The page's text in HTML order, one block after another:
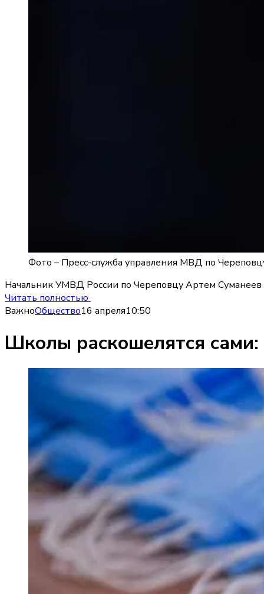
Фото – Пресс-служба управления МВД по
Начальник УМВД России по Череповцу Артем Суманеев
Читать полностью
ВажноОбщество16 апреля10:50
Школы раскошелятся сами: